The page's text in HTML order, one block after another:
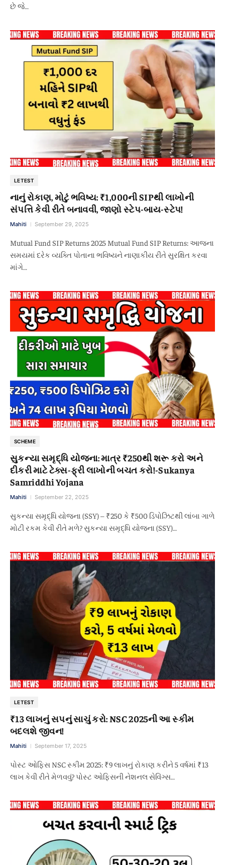
છે જે…
LETEST
નાનું રોકાણ, મોટું ભવિષ્ય: ₹1,000ની SIPથી લાખોની
સંપત્તિ કેવી રીતે બનાવવી, જાણો સ્ટેપ-બાય-સ્ટેપ!
Mahiti September 29, 2025
Mutual Fund SIP Returns 2025 Mutual Fund SIP Returns: આજના
સમયમાં દરેક વ્યક્તિ પોતાના ભવિષ્યને નાણાકીય રીતે સુરક્ષિત કરવા
માંગે…
SCHEME
સુકન્યા સમૃદ્ધિ યોજના: માત્ર ₹250થી શરૂ કરો અને
દીકરી માટે ટેક્સ-ફ્રી લાખોની બચત કરો!-Sukanya
Samriddhi Yojana
Mahiti September 22, 2025
સુકન્યા સમૃદ્ધિ યોજના (SSY) – ₹250 કે ₹500 ડિપોઝિટથી લાંબા ગાળે
મોટી રકમ કેવી રીતે મળે? સુકન્યા સમૃદ્ધિ યોજના (SSY)…
LETEST
₹13 લાખનું સપનું સાચું કરો: NSC 2025ની આ સ્કીમ
બદલશે જીવન!
Mahiti September 17, 2025
પોસ્ટ ઓફિસ NSC સ્કીમ 2025: ₹9 લાખનું રોકાણ કરીને 5 વર્ષમાં ₹13
લાખ કેવી રીતે મેળવવું? પોસ્ટ ઓફિસની નેશનલ સેવિંગ્સ…